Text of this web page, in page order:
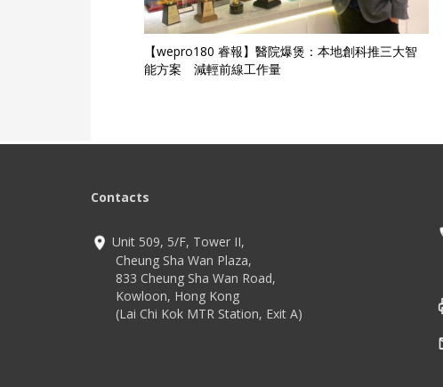
【wepro180 睿報】醫院爆煲：本地創科推三大智
能方案 減輕前線工作量
Contacts
Unit 509, 5/F, Tower II,
Cheung Sha Wan Plaza,
833 Cheung Sha Wan Road,
Kowloon, Hong Kong
(Lai Chi Kok MTR Station, Exit A)